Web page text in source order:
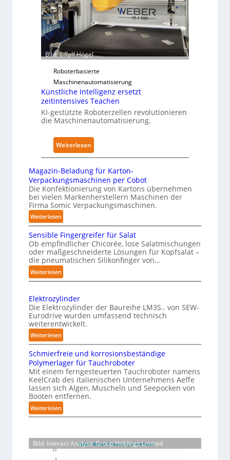
f
r
h
y
s
i
c
a
l
A
d
m
r
n
k
e
n
h
u
s
e
r
z
d
e
u
s
w
i
k
u
g
e
n
v
n
P
h
y
i
a
a
u
f
d
e
t
Bild: ©Ralf Högel
Roboterbasierte
Maschinenautomatisierung
Künstliche Intelligenz ersetzt
zeitintensives Teachen
KI-gestützte Roboterzellen revolutionieren
die Maschinenautomatisierung.
Weiterlesen:
K
n
s
t
l
c
h
e
I
t
l
e
n
z
e
r
t
Magazin-Beladung für Karton-
Verpackungsmaschinen per Cobot
Die Konfektionierung von Kartons übernehmen
bei vielen Markenherstellern Maschinen der
Firma Somic Verpackungsmaschinen.
Weiterlesen:
M
a
g
a
z
i
n
-
B
e
l
a
d
u
n
g
f
ü
r
K
t
o
Sensible Fingergreifer für Salat
Ob empfindlicher Chicorée, lose Salatmischungen
oder maßgeschneiderte Lösungen für Kopfsalat –
die pneumatischen Silikonfinger von…
Weiterlesen:
S
n
s
i
b
l
F
i
n
g
e
r
g
e
i
Elektrozylinder
Die Elektrozylinder der Baureihe LM3S.. von SEW-
Eurodrive wurden umfassend technisch
weiterentwickelt.
Weiterlesen:
E
l
e
k
t
r
o
z
i
Schmierfreie und korrosionsbeständige
Polymerlager für Tauchroboter
Mit einem ferngesteuerten Tauchroboter namens
KeelCrab des italienischen Unternehmens Aeffe
lassen sich Algen, Muscheln und Seepocken von
Booten entfernen.
Weiterlesen:
S
h
m
Bild: Interact Analysis Group Holdings Limited